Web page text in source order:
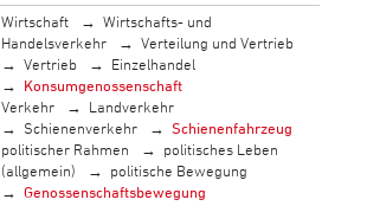
Wirtschaft
Wirtschafts- und
Handelsverkehr
Verteilung und Vertrieb
Vertrieb
Einzelhandel
Konsumgenossenschaft
Verkehr
Landverkehr
Schienenverkehr
Schienenfahrzeug
politischer Rahmen
politisches Leben
(allgemein)
politische Bewegung
Genossenschaftsbewegung